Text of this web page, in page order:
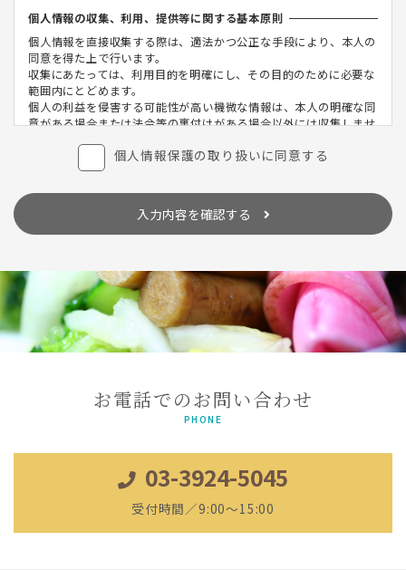
個人情報の収集、利用、提供等に関する基本原則
個人情報を直接収集する際は、適法かつ公正な手段により、本人の
同意を得た上で行います。
収集にあたっては、利用目的を明確にし、その目的のために必要な
範囲内にとどめます。
個人の利益を侵害する可能性が高い機微な情報は、本人の明確な同
意がある場合または法令等の裏付けがある場合以外には収集しませ
当社が個人情報の処理を伴う業務を外部から受託する場合や外部へ
委託する場合は、個人情報に関する秘密の保持、再委託に関する事
について定め、それに従います。
個人情報は、本人の同意を得た範囲内で利用、提供します。
当社が直接収集または外部から業務を受託する際に入手した個人情
報は、正確な状態に保ち、不正アクセス、紛失・破壊・改ざんおよ
び漏洩等を防止するための措置を講じます。
個人情報の処理を伴う業務を外部から受託する場合は、委託者が個
人情報を入手した際、本人の同意を得た上で、適法かつ公正な手段
によって収集したものであることを確認します。
当社は、個人情報の保護に関係する日本の法令及びその他の規範を
遵守し、本方針の継続的改善に努めます。
本人からのお問い合わせ
本人からの個人情報の取扱いに関するお問い合わせには、妥当な範
囲において、すみやかな対応に努めます。 このページの内容に関す
るご質問及びお客様がご自身の個人情報についてご確認されたい場
個人情報保護の取り扱いに同意する
入力内容を確認する
お電話でのお問い合わせ
PHONE
03-3924-5045
受付時間／9:00～15:00